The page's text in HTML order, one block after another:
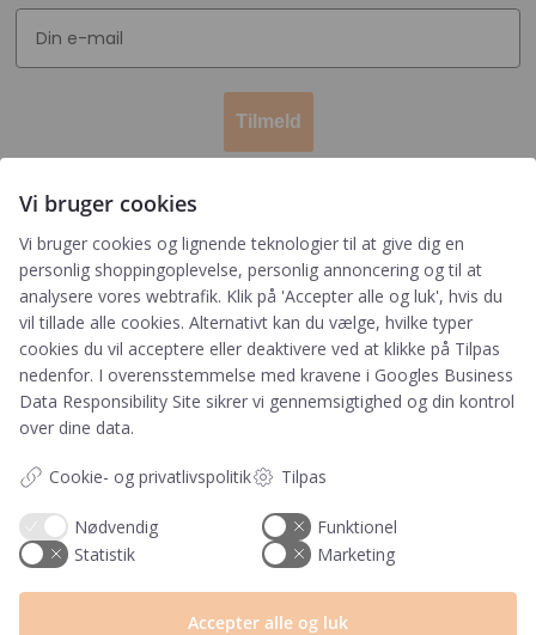
Har du et spørgsmål?
Du kan kontakte vores kundeservice på:
Mandag – Fredag: 10.00 – 15.00
kundeservice@prikogstreg.dk
Tilmeld
Ved tilmelding accepterer du, at PRIK&STREG må
opbevare dine oplysninger i henhold til
PRIK&STREGS privatlivspolitik. Du accepterer
samtidig at modtage e-mails fra PRIK&STREG. Du
kan til enhver tid afmelde disse e-mails.
Vi bruger cookies
Vi bruger cookies og lignende teknologier til at give dig en
personlig shoppingoplevelse, personlig annoncering og til at
analysere vores webtrafik. Klik på 'Accepter alle og luk', hvis du
vil tillade alle cookies. Alternativt kan du vælge, hvilke typer
cookies du vil acceptere eller deaktivere ved at klikke på Tilpas
nedenfor. I overensstemmelse med kravene i Googles Business
Data Responsibility Site sikrer vi gennemsigtighed og din kontrol
over dine data.
Cookie- og privatlivspolitik Tilpas
Nødvendig
Funktionel
Statistik
Marketing
Accepter alle og luk